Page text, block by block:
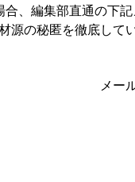
、編集部直通の下
の秘匿を徹底してい
メー